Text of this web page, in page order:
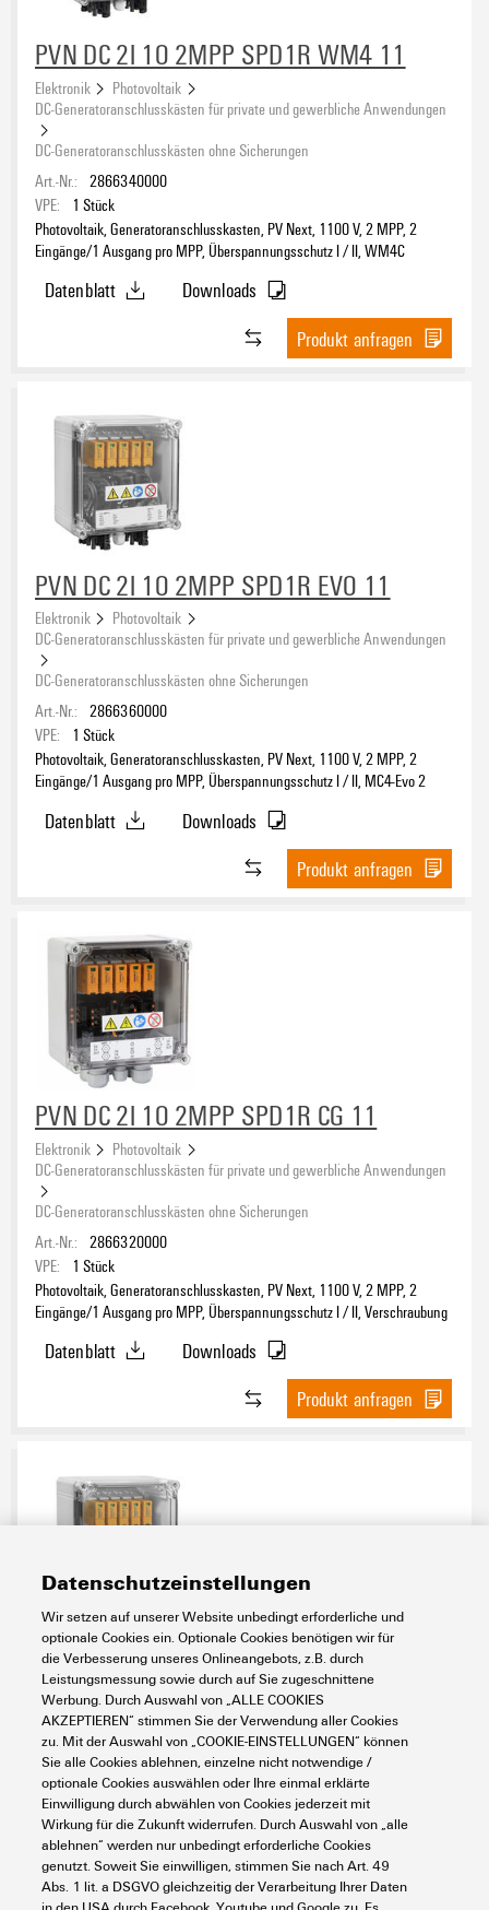
PVN DC 2I 1O 2MPP SPD1R WM4 11
Elektronik
Photovoltaik
DC-Generatoranschlusskästen für private und gewerbliche Anwendungen
DC-Generatoranschlusskästen ohne Sicherungen
Art.-Nr.: 2866340000
VPE:
1 Stück
Photovoltaik, Generatoranschlusskasten, PV Next, 1100 V, 2 MPP, 2
Eingänge/1 Ausgang pro MPP, Überspannungsschutz I / II, WM4C
Datenblatt
Downloads
Produkt anfragen
PVN DC 2I 1O 2MPP SPD1R EVO 11
Elektronik
Photovoltaik
DC-Generatoranschlusskästen für private und gewerbliche Anwendungen
DC-Generatoranschlusskästen ohne Sicherungen
Art.-Nr.: 2866360000
VPE:
1 Stück
Photovoltaik, Generatoranschlusskasten, PV Next, 1100 V, 2 MPP, 2
Eingänge/1 Ausgang pro MPP, Überspannungsschutz I / II, MC4-Evo 2
Datenblatt
Downloads
Produkt anfragen
PVN DC 2I 1O 2MPP SPD1R CG 11
Elektronik
Photovoltaik
DC-Generatoranschlusskästen für private und gewerbliche Anwendungen
DC-Generatoranschlusskästen ohne Sicherungen
Art.-Nr.: 2866320000
VPE:
1 Stück
Photovoltaik, Generatoranschlusskasten, PV Next, 1100 V, 2 MPP, 2
Eingänge/1 Ausgang pro MPP, Überspannungsschutz I / II, Verschraubung
Datenblatt
Downloads
Produkt anfragen
PVN DC 2I 1O 2MPP SPD2R WM4 11
Elektronik
Photovoltaik
DC-Generatoranschlusskästen für private und gewerbliche Anwendungen
DC-Generatoranschlusskästen ohne Sicherungen
Art.-Nr.: 2866350000
VPE:
1Stück
Photovoltaik, Generatoranschlusskasten, PV Next, 1100 V, 2 MPP, 2
Eingänge/1 Ausgang pro MPP, Überspannungsschutz II, WM4C
Datenblatt Downloads
Datenschutzeinstellungen
Wir setzen auf unserer Website unbedingt erforderliche und
optionale Cookies ein. Optionale Cookies benötigen wir für
die Verbesserung unseres Onlineangebots, z.B. durch
Leistungsmessung sowie durch auf Sie zugeschnittene
Werbung. Durch Auswahl von „ALLE COOKIES
AKZEPTIEREN“ stimmen Sie der Verwendung aller Cookies
zu. Mit der Auswahl von „COOKIE-EINSTELLUNGEN“ können
Sie alle Cookies ablehnen, einzelne nicht notwendige /
optionale Cookies auswählen oder Ihre einmal erklärte
Einwilligung durch abwählen von Cookies jederzeit mit
Wirkung für die Zukunft widerrufen. Durch Auswahl von „alle
ablehnen“ werden nur unbedingt erforderliche Cookies
genutzt. Soweit Sie einwilligen, stimmen Sie nach Art. 49
Abs. 1 lit. a DSGVO gleichzeitig der Verarbeitung Ihrer Daten